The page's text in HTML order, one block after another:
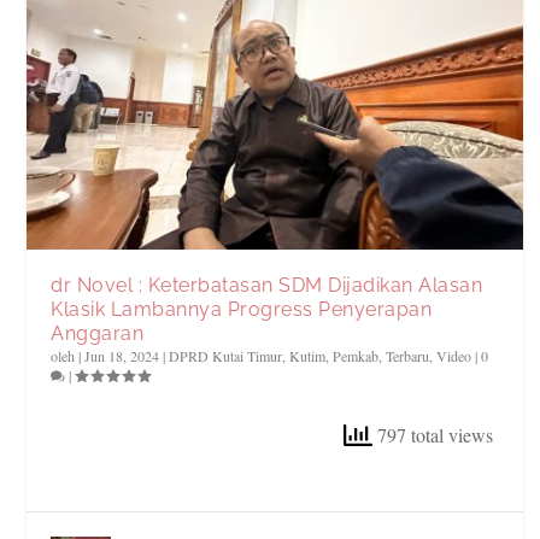
dr Novel : Keterbatasan SDM Dijadikan Alasan
Klasik Lambannya Progress Penyerapan
Anggaran
oleh|Jun 18, 2024|DPRD Kutai Timur ,Kutim ,Pemkab ,Terbaru ,Video|0
|
797 total views